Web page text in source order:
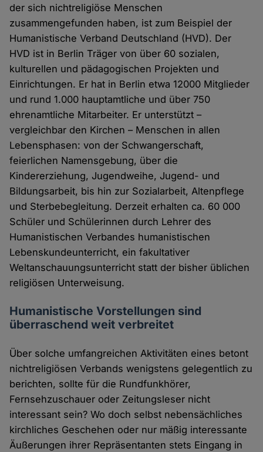
der sich nichtreligiöse Menschen
zusammengefunden haben, ist zum Beispiel der
Humanistische Verband Deutschland (HVD). Der
HVD ist in Berlin Träger von über 60 sozialen,
kulturellen und pädagogischen Projekten und
Einrichtungen. Er hat in Berlin etwa 12000 Mitglieder
und rund 1.000 hauptamtliche und über 750
ehrenamtliche Mitarbeiter. Er unterstützt –
vergleichbar den Kirchen – Menschen in allen
Lebensphasen: von der Schwangerschaft,
feierlichen Namensgebung, über die
Kindererziehung, Jugendweihe, Jugend- und
Bildungsarbeit, bis hin zur Sozialarbeit, Altenpflege
und Sterbebegleitung. Derzeit erhalten ca. 60 000
Schüler und Schülerinnen durch Lehrer des
Humanistischen Verbandes humanistischen
Lebenskundeunterricht, ein fakultativer
Weltanschauungsunterricht statt der bisher üblichen
religiösen Unterweisung.
Humanistische Vorstellungen sind
überraschend weit verbreitet
Über solche umfangreichen Aktivitäten eines betont
nichtreligiösen Verbands wenigstens gelegentlich zu
berichten, sollte für die Rundfunkhörer,
Fernsehzuschauer oder Zeitungsleser nicht
interessant sein? Wo doch selbst nebensächliches
kirchliches Geschehen oder nur mäßig interessante
Äußerungen ihrer Repräsentanten stets Eingang in